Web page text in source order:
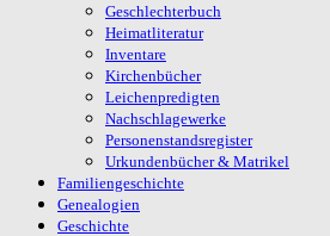
Geschlechterbuch
Heimatliteratur
Inventare
Kirchenbücher
Leichenpredigten
Nachschlagewerke
Personenstandsregister
Urkundenbücher & Matrikel
Familiengeschichte
Genealogien
Geschichte